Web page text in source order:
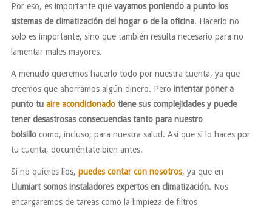
Por eso, es importante que vayamos poniendo a punto los
sistemas de climatización del hogar o de la oficina. Hacerlo no
solo es importante, sino que también resulta necesario para no
lamentar males mayores.
A menudo queremos hacerlo todo por nuestra cuenta, ya que
creemos que ahorramos algún dinero. Pero intentar poner a
punto tu aire acondicionadotiene sus complejidades y puede
tener desastrosas consecuencias tanto para nuestro
bolsillocomo, incluso, para nuestra salud. Así que si lo haces por
tu cuenta, documéntate bien antes.
Si no quieres líos, puedes contar con nosotros, ya que en
Llumiart somos instaladores expertos en climatización.Nos
encargaremos de tareas como la limpieza de filtros